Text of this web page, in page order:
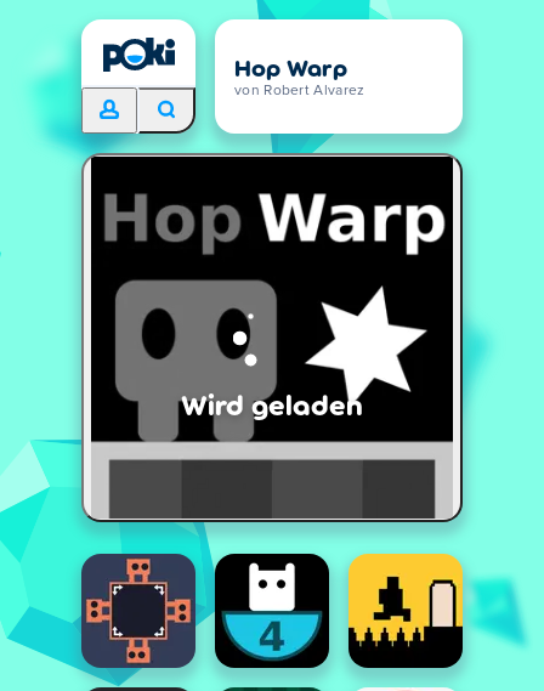
Hop Warp
von Robert Alvarez
Wird geladen